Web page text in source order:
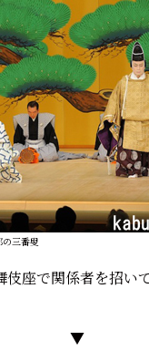
三番叟
座で関係者を招い
▼